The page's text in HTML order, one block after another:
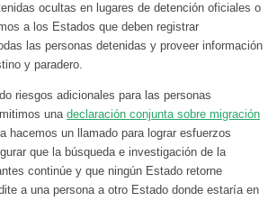
ocultas en lugares de detención oficiales o
a los Estados que deben registrar
las personas detenidas y proveer información
y paradero.
riesgos adicionales para las personas
una declaración conjunta sobre migración
hacemos un llamado para lograr esfuerzos
que la búsqueda e investigación de la
continúe y que ningún Estado retorne
a una persona a otro Estado donde estaría en